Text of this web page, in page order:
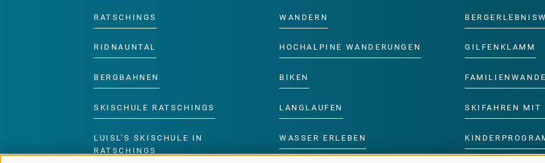
RATSCHINGS
RIDNAUNTAL
BERGBAHNEN
SKISCHULE RATSCHINGS
LUISL'S SKISCHULE IN
RATSCHINGS
WANDERN
HOCHALPINE WANDERUNGEN
BIKEN
LANGLAUFEN
WASSER ERLEBEN
GILFENKLAMM
SKIFAHREN MIT